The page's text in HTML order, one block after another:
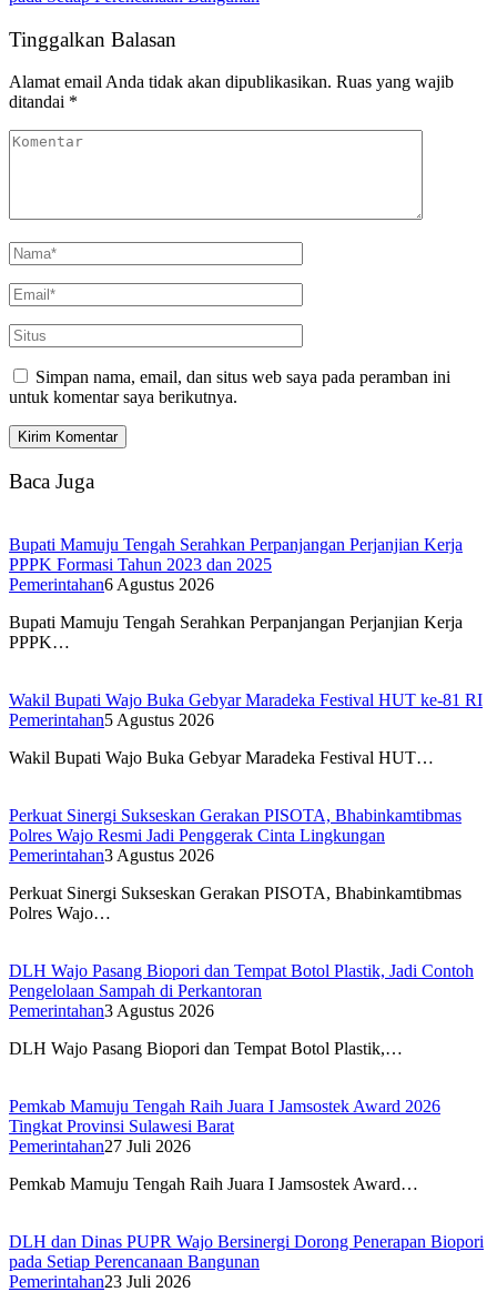
Tinggalkan Balasan
Alamat email Anda tidak akan dipublikasikan. Ruas yang wajib
ditandai *
Simpan nama, email, dan situs web saya pada peramban ini
untuk komentar saya berikutnya.
Baca Juga
Bupati Mamuju Tengah Serahkan Perpanjangan Perjanjian Kerja
PPPK Formasi Tahun 2023 dan 2025
Pemerintahan6 Agustus 2026
Bupati Mamuju Tengah Serahkan Perpanjangan Perjanjian Kerja
PPPK…
Wakil Bupati Wajo Buka Gebyar Maradeka Festival HUT ke-81 RI
Pemerintahan5 Agustus 2026
Wakil Bupati Wajo Buka Gebyar Maradeka Festival HUT…
Perkuat Sinergi Sukseskan Gerakan PISOTA, Bhabinkamtibmas
Polres Wajo Resmi Jadi Penggerak Cinta Lingkungan
Pemerintahan3 Agustus 2026
Perkuat Sinergi Sukseskan Gerakan PISOTA, Bhabinkamtibmas
Polres Wajo…
DLH Wajo Pasang Biopori dan Tempat Botol Plastik, Jadi Contoh
Pengelolaan Sampah di Perkantoran
Pemerintahan3 Agustus 2026
DLH Wajo Pasang Biopori dan Tempat Botol Plastik,…
Pemkab Mamuju Tengah Raih Juara I Jamsostek Award 2026
Tingkat Provinsi Sulawesi Barat
Pemerintahan27 Juli 2026
Pemkab Mamuju Tengah Raih Juara I Jamsostek Award…
DLH dan Dinas PUPR Wajo Bersinergi Dorong Penerapan Biopori
pada Setiap Perencanaan Bangunan
Pemerintahan23 Juli 2026